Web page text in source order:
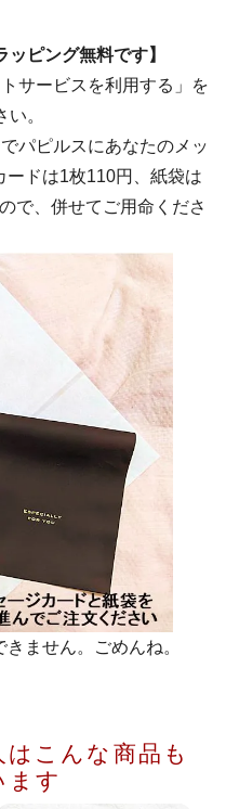
ッピング無料です】
サービスを利用する」を
。
パピルスにあなたのメッ
ードは1枚110円、紙袋は
で、併せてご用命くださ
ません。ごめんね。
は こんな商品も
ます